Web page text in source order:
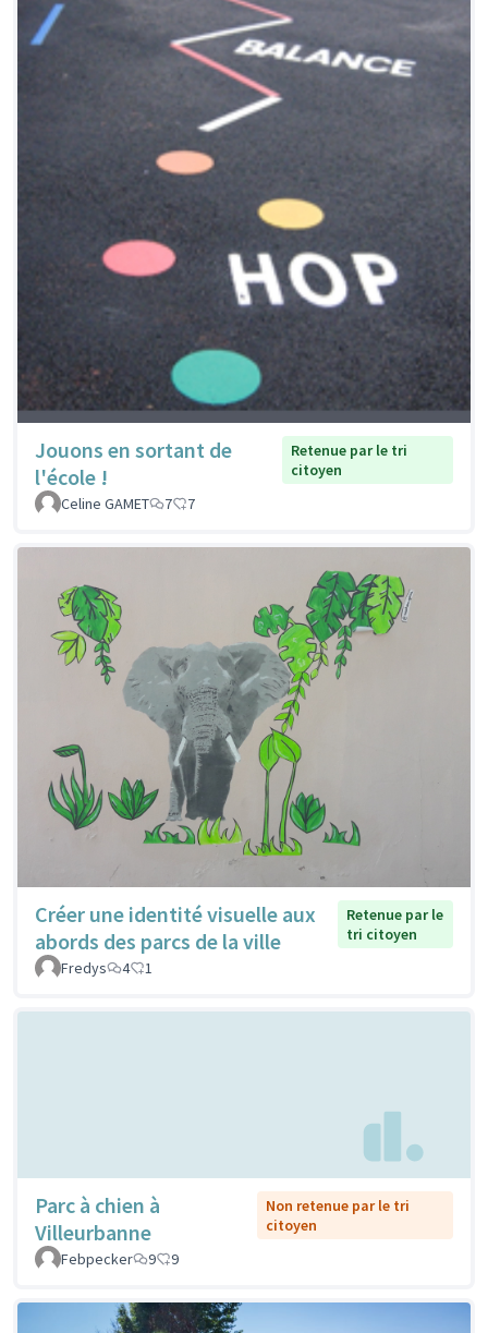
Jouons en sortant de
l'école !
Retenue par le tri
citoyen
Celine GAMET
7 7
Créer une identité visuelle aux
abords des parcs de la ville
Retenue par le
tri citoyen
Fredys
4 1
Parc à chien à
Villeurbanne
Non retenue par le tri
citoyen
Febpecker
9 9